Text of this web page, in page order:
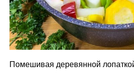
Помешивая деревянной